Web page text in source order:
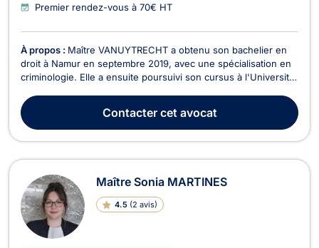
Premier rendez-vous à 70€ HT
À propos : Maître VANUYTRECHT a obtenu son bachelier en
droit à Namur en septembre 2019, avec une spécialisation en
criminologie. Elle a ensuite poursuivi son cursus à l'Université
2024, avec une spécialisation en droit civil et pénal,
développant une affinité particuliè...
Contactercet avocat
Maître Sonia MARTINES
4.5 (2 avis)